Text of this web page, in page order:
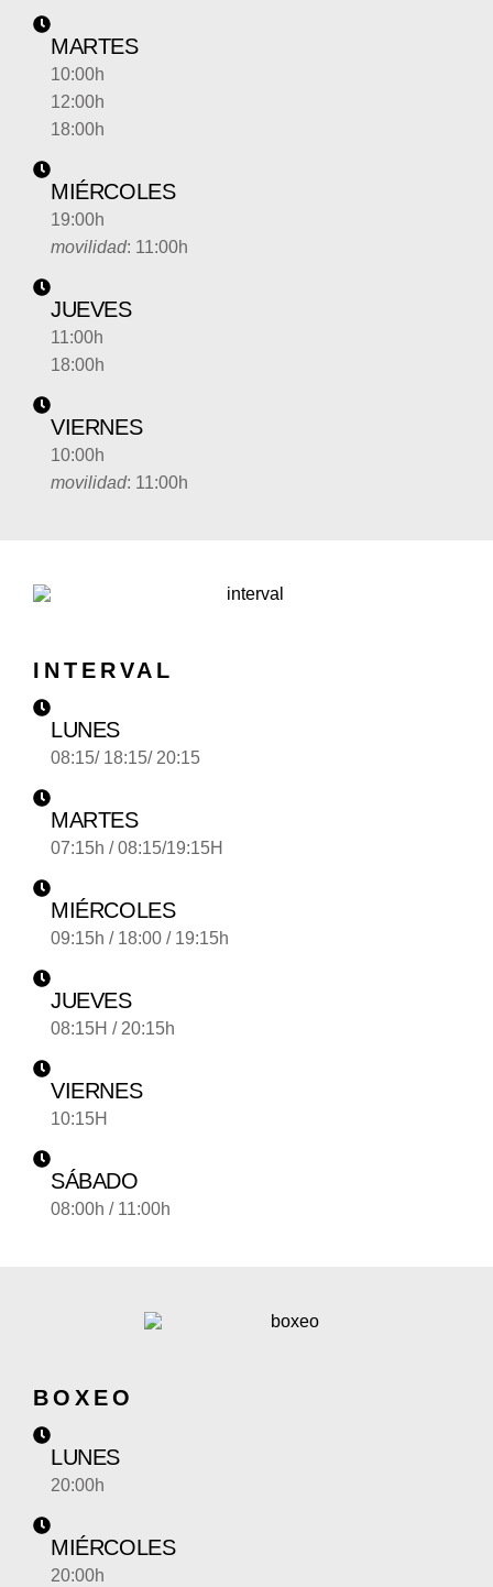
MARTES
10:00h
12:00h
18:00h
MIÉRCOLES
19:00h
movilidad: 11:00h
JUEVES
11:00h
18:00h
VIERNES
10:00h
movilidad: 11:00h
INTERVAL
LUNES
08:15/ 18:15/ 20:15
MARTES
07:15h / 08:15/19:15H
MIÉRCOLES
09:15h / 18:00 / 19:15h
JUEVES
08:15H / 20:15h
VIERNES
10:15H
SÁBADO
08:00h / 11:00h
BOXEO
LUNES
20:00h
MIÉRCOLES
20:00h